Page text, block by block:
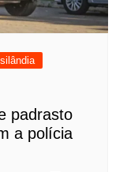
padrasto
a polícia